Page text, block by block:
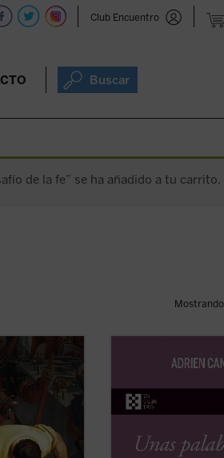
Club Encuentro
Buscar
de la fe” se ha añadido a tu carrito.
Franco
apasionado
Jesús
Juan, que
texto sin
dos partes,
Como tantos
Adrien Candiard tenía
vivir en un mundo
que, de modo casi
pocos ...(ver ficha)